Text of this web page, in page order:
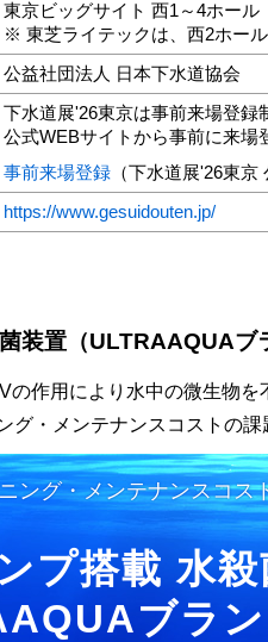
東京ビッグサイト 西1～4ホール
※ 東芝ライテックは、西2ホー
公益社団法人 日本下水道協会
下水道展'26東京は事前来場登録
公式WEBサイトから事前に来場
事前来場登録 （下水道展'26東京
https://www.gesuidouten.jp/
装置（ULTRAAQUAブ
作用により水中の微生物を
グ・メンテナンスコストの課
ング・メンテナンスコス
プ搭載 水殺
ブラン